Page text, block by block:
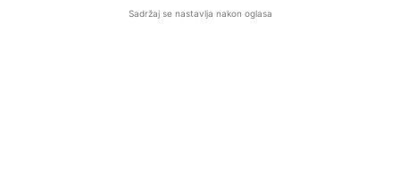
Sadržaj se nastavlja nakon oglasa